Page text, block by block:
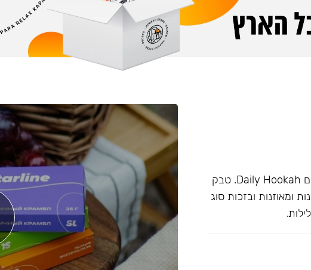
טבק מבית החברה Darkside. המותג פעם היה מוכר בשם Daily Hookah. טבק
ומאוזנות ובזכות סוג